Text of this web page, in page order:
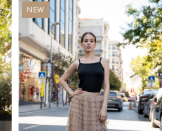
NEW
ITEM